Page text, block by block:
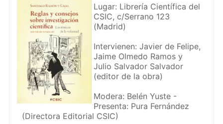
Lugar: Librería Científica del
CSIC, c/Serrano 123
(Madrid)
Intervienen: Javier de Felipe,
Jaime Olmedo Ramos y
Julio Salvador Salvador
(editor de la obra)
Modera: Belén Yuste -
Presenta: Pura Fernández
(Directora Editorial CSIC)